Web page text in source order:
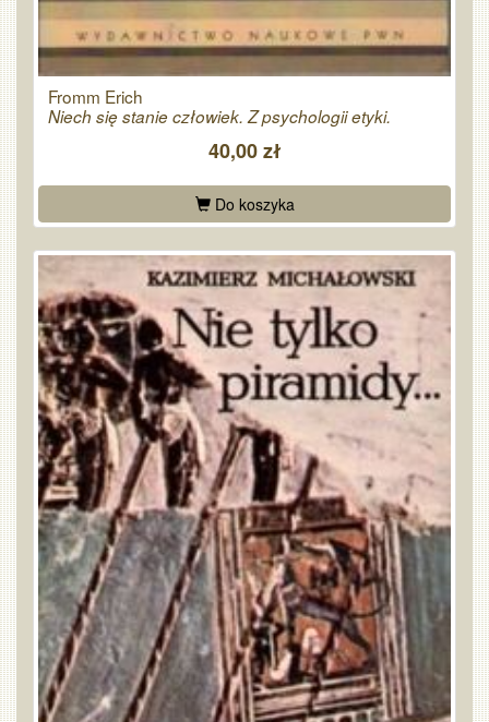
Fromm Erich
Niech się stanie człowiek. Z psychologii etyki.
40,00 zł
Do koszyka